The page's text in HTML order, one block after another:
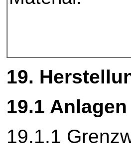
19.
19.1
19.1.1